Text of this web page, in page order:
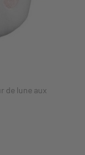
de lune aux